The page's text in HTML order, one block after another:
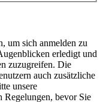
um sich anmelden zu
erledigt und
zuzugreifen. Die
auch zusätzliche
unsere
Regelungen, bevor Sie